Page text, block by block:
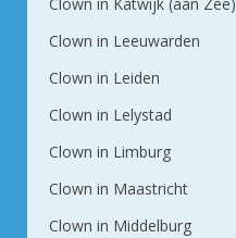
Clown in Leeuwarden
Clown in Leiden
Clown in Lelystad
Clown in Limburg
Clown in Maastricht
Clown in Middelburg